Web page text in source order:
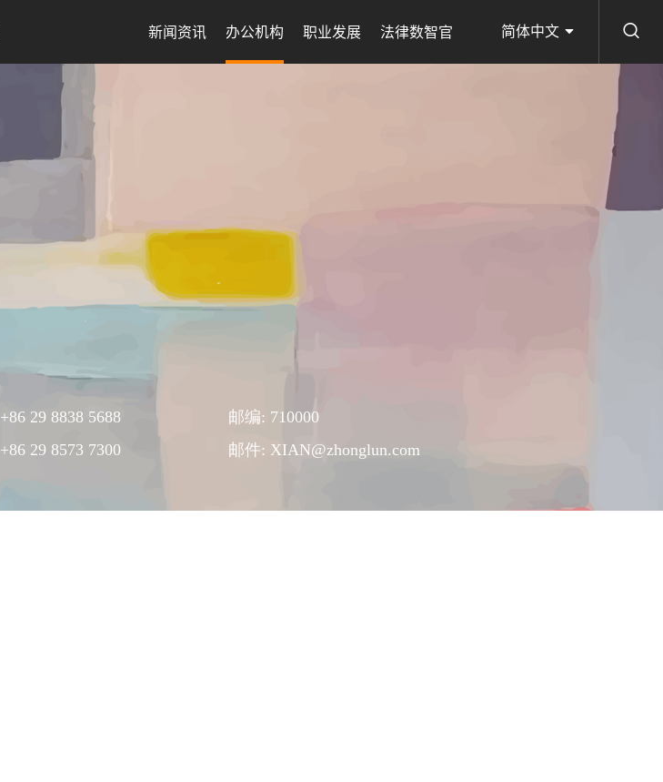
新闻资讯 办公机构 职业发展 法律数智官 简体中文
29 8838 5688
邮编: 710000
+86 29 8573 7300 邮件: XIAN@zhonglun.com